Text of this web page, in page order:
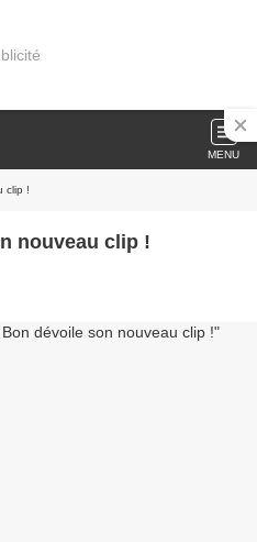
MENU
clip !
nouveau clip !